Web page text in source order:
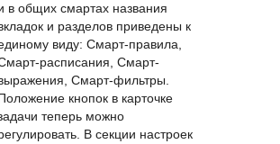
в общих смартах названия
и разделов приведены к
виду: Смарт-правила,
расписания, Смарт-
Смарт-фильтры.
кнопок в карточке
теперь можно
В секции настроек